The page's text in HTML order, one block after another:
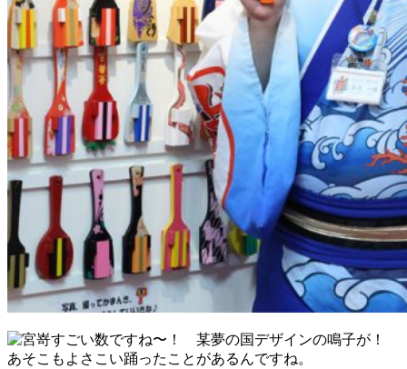
すごい数ですね〜！ 某夢の国デザインの鳴子が！
あそこもよさこい踊ったことがあるんですね。